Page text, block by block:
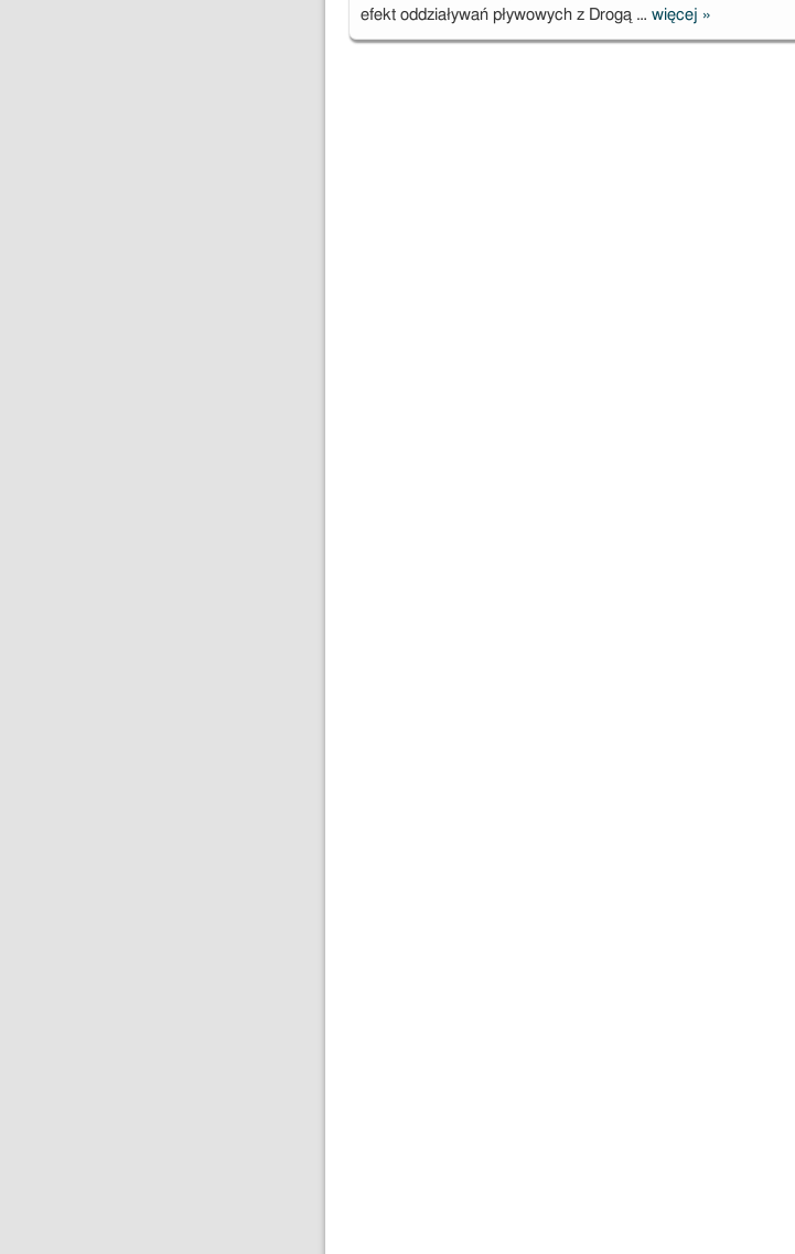
efekt oddziaływań pływowych z Drogą … więcej Ultra-słabe
galaktyki
»